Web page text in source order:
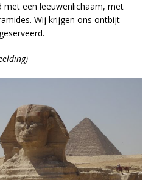
met een leeuwenlichaam, met
Wij krijgen ons ontbijt